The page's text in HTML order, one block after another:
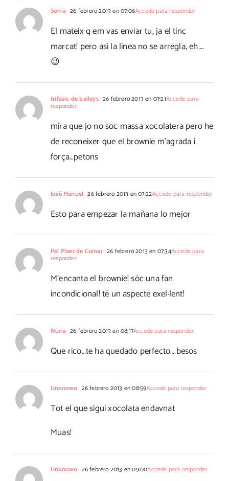
Sonia 26 febrero 2013 en 07:06Accede para responder
El mateix q em vas enviar tu, ja el tinc
marcat! pero asi la linea no se arregla, eh….
😉
trifasic de baileys 26 febrero 2013 en 07:21Accede para
responder
mira que jo no soc massa xocolatera pero he
de reconeixer que el brownie m'agrada i
força…petons
José Manuel 26 febrero 2013 en 07:22Accede para responder
Esto para empezar la mañana lo mejor
Pel Plaer de Cuinar 26 febrero 2013 en 07:34Accede para
responder
M'encanta el brownie! sóc una fan
incondicional! té un aspecte exel·lent!
Núria 26 febrero 2013 en 08:17Accede para responder
Que rico…te ha quedado perfecto….besos
Unknown 26 febrero 2013 en 08:59Accede para responder
Tot el que sigui xocolata endavnat
Muas!
Unknown 26 febrero 2013 en 09:00Accede para responder